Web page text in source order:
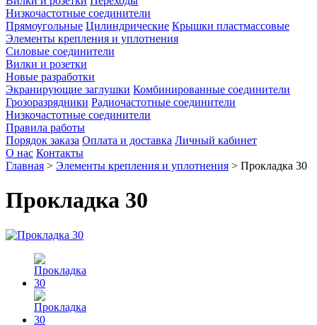
Низкочастотные соединители
Прямоугольные Цилиндрические Крышки пластмассовые
Элементы крепления и уплотнения
Силовые соединители
Вилки и розетки
Новые разработки
Экранирующие заглушки Комбинированные соединители
Грозоразрядники Радиочастотные соединители
Низкочастотные соединители
Правила работы
Порядок заказа Оплата и доставка Личный кабинет
О нас Контакты
Главная > Элементы крепления и уплотнения > Прокладка 30
Прокладка 30